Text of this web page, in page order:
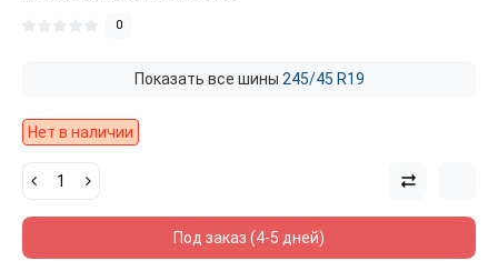
0
Показать все шины 245/45 R19
Нет в наличии
Под заказ (4-5 дней)